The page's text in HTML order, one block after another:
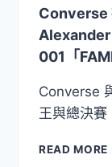
Converse
Alexander
001「
Converse
王與總決
READ MORE